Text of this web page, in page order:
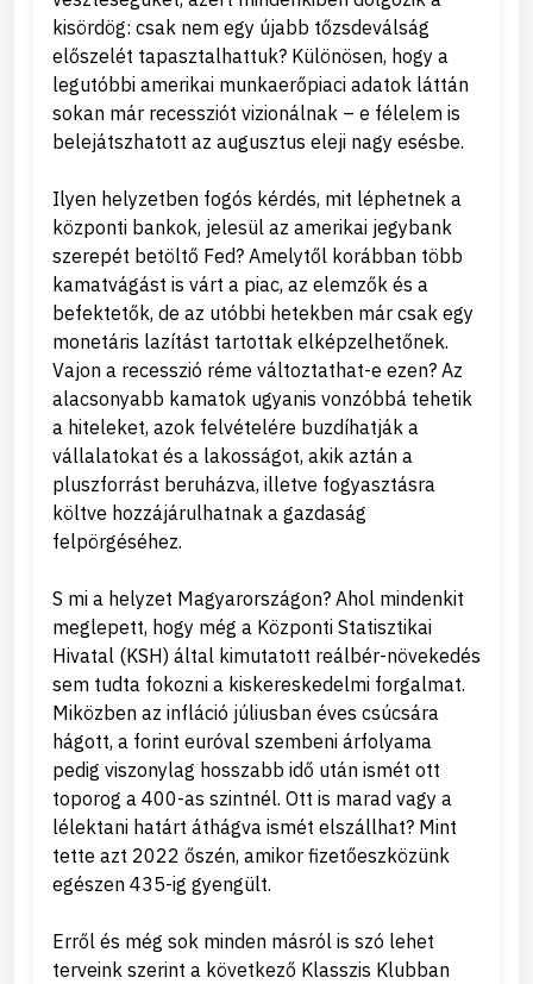
kisördög: csak nem egy újabb tőzsdeválság
előszelét tapasztalhattuk? Különösen, hogy a
legutóbbi amerikai munkaerőpiaci adatok láttán
sokan már recessziót vizionálnak – e félelem is
belejátszhatott az augusztus eleji nagy esésbe.
Ilyen helyzetben fogós kérdés, mit léphetnek a
központi bankok, jelesül az amerikai jegybank
szerepét betöltő Fed? Amelytől korábban több
kamatvágást is várt a piac, az elemzők és a
befektetők, de az utóbbi hetekben már csak egy
monetáris lazítást tartottak elképzelhetőnek.
Vajon a recesszió réme változtathat-e ezen? Az
alacsonyabb kamatok ugyanis vonzóbbá tehetik
a hiteleket, azok felvételére buzdíhatják a
vállalatokat és a lakosságot, akik aztán a
pluszforrást beruházva, illetve fogyasztásra
költve hozzájárulhatnak a gazdaság
felpörgéséhez.
S mi a helyzet Magyarországon? Ahol mindenkit
meglepett, hogy még a Központi Statisztikai
Hivatal (KSH) által kimutatott reálbér-növekedés
sem tudta fokozni a kiskereskedelmi forgalmat.
Miközben az infláció júliusban éves csúcsára
hágott, a forint euróval szembeni árfolyama
pedig viszonylag hosszabb idő után ismét ott
toporog a 400-as szintnél. Ott is marad vagy a
lélektani határt áthágva ismét elszállhat? Mint
tette azt 2022 őszén, amikor fizetőeszközünk
egészen 435-ig gyengült.
Erről és még sok minden másról is szó lehet
terveink szerint a következő Klasszis Klubban